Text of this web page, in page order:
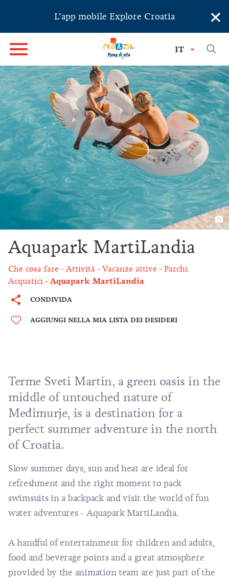
L’app mobile Explore Croatia ×
IT
Aquapark MartiLandia
Che cosa fare Attività Vacanze attive
Parchi
Acquatici
Aquapark MartiLandia
CONDIVIDA
AGGIUNGI NELLA MIA LISTA DEI DESIDERI
Terme Sveti Martin, a green oasis in the
middle of untouched nature of
Međimurje, is a destination for a
perfect summer adventure in the north
of Croatia.
Slow summer days, sun and heat are ideal for
refreshment and the right moment to pack
swimsuits in a backpack and visit the world of fun
water adventures - Aquapark MartiLandia.
A handful of entertainment for children and adults,
food and beverage points and a great atmosphere
provided by the animation team are just part of the